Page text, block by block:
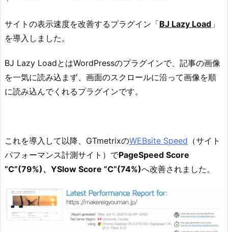
サイトの表示速度を改善するプラグイン「BJ Lazy Load 」
を導入しました。
BJ Lazy LoadとはWordPressのプラグインで、記事の画像
を一気に読み込まず、画面のスクロールに沿って画像を順
に読み込んでくれるプラグインです。
これを導入して以降、GTmetrixのWEBsite Speed （サイト
パフォーマンス計測サイト）でPageSpeed Score
”C”(79%)、YSlow Score ”C”(74%)へ改善されました。